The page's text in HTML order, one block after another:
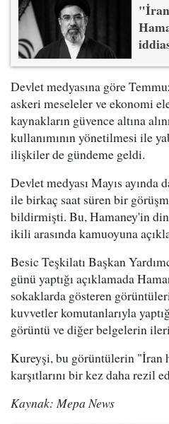
Devlet medyasına göre
askeri meseleler ve ekonomi
kaynakların güvence altına
kullanımının yönetilmesi ile
ilişkiler de gündeme geldi.
Devlet medyası Mayıs ayında
ile birkaç saat süren bir
bildirmişti. Bu, Hamaney'in
ikili arasında kamuoyuna
Besic Teşkilatı Başkan
günü yaptığı açıklamada
sokaklarda gösteren
kuvvetler komutanlarıyla
görüntü ve diğer belgelerin
Kureyşi, bu görüntülerin "İran
karşıtlarını bir kez daha rezil
Kaynak: Mepa News